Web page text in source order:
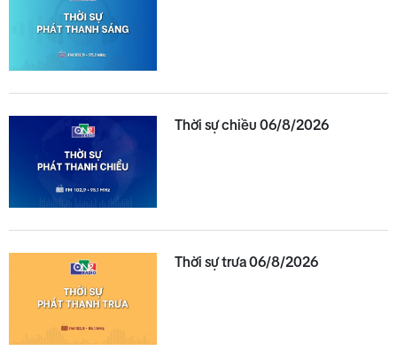
Thời sự chiều 06/8/2026
Thời sự trưa 06/8/2026